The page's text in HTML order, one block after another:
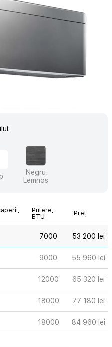
Negru
Lemnos
Putere,
BTU
Preț
7000 53 200 lei
9000 55 960 lei
12000 65 320 lei
18000 77 180 lei
18000 84 960 lei